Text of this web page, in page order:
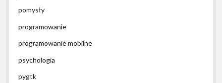
pomysły
programowanie
programowanie mobilne
psychologia
pygtk